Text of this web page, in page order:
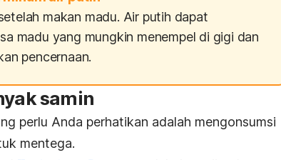
makan madu. Air putih dapat
madu yang mungkin menempel di gigi dan
pencernaan.
samin
perlu Anda perhatikan adalah mengonsumsi
mentega.